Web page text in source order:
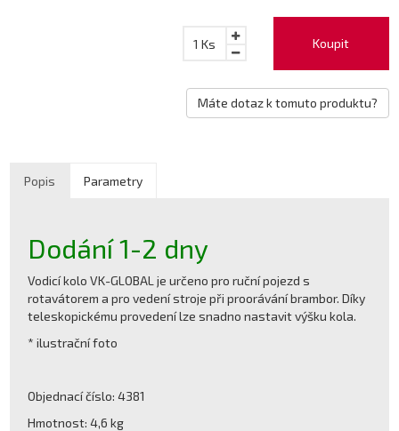
Koupit
1 Ks
Máte dotaz k tomuto produktu?
Popis Parametry
Dodání 1-2 dny
Vodicí kolo VK-GLOBAL je určeno pro ruční pojezd s
rotavátorem a pro vedení stroje při proorávání brambor. Díky
teleskopickému provedení lze snadno nastavit výšku kola.
* ilustrační foto
Objednací číslo: 4381
Hmotnost: 4,6 kg